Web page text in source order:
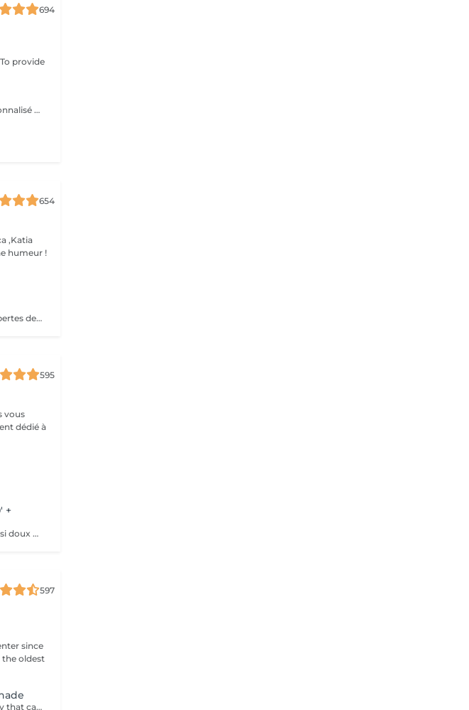
694
provide
Le Massage Sur Mesure Maanos : un massage 100% personnalisé en fonction de vos besoins et de vos envies !
654
,Katia
humeur !
Abandonnez stress et fatigue quotidienne aux mains expertes de notre estheticienne. Sa gestuelle manuelle libere instantanement chacun de vos points de tension depuis les pieds jusqu à la nuque Le doux parfum fleuri de la camomille enveloppe votre corps et apaise vos sens et votre esprit. lacher prise dans un incroyable moment de detente . Vous etes apaisée et detendue.
595
vous
dédié à
+
Soin hydratant, relaxant pour un moment de beauté aussi doux qu'un alizé. Délicieuse parenthèse de bien-être, ce soin est un appel à l'évasion. Gommage du corps , suivi d'un massage relaxant.
597
the oldest
A luxurious, moisturizing and soothing ritual for the body that can be personalized according to the skin's needs. The line is based on pomegranate, a fantastic ingredient, soothing and antioxidant. The result ? Cell renewal, vitality and hydration! POMEGRANATE BODY SCRUB: Along with the powder and cream body scrub, enjoy a 45-minute full-body exfoliation ritual. POMEGRANATE BODY MASSAGE: Massage in the lying position then in the lying position with the sensory massage cream. This ritual lasts 45 minutes. POMEGRANATE BODY WRAP: The wrap is applied with gentle movements and left for 20 minutes before rubbing in the product by a massage. The ritual lasts 60 minutes. POMEGRANATE RED SERENITY: A delicious 90-minute ritual combining the power of pomegranate seeds with the powerful moisturizing effects of cream. POMEGRANATE SWEET COCOON: Immerse yourself in the world of Pomegranate Sperience for 90 minutes with this complete ritual including exfoliation, massage and wrap.